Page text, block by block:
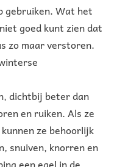
gebruiken. Wat het
goed kunt zien dat
zo maar verstoren.
dichtbij beter dan
en ruiken. Als ze
ze behoorlijk
snuiven, knorren en